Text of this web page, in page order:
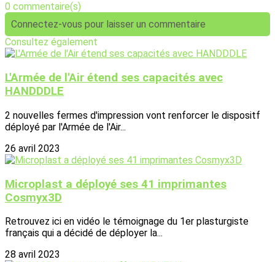
0 commentaire(s)
Connectez-vous pour laisser un commentaire
Consultez également
L'Armée de l'Air étend ses capacités avec
HANDDDLE
2 nouvelles fermes d'impression vont renforcer le dispositf
déployé par l'Armée de l'Air...
26 avril 2023
Microplast a déployé ses 41 imprimantes
Cosmyx3D
Retrouvez ici en vidéo le témoignage du 1er plasturgiste
français qui a décidé de déployer la...
28 avril 2023